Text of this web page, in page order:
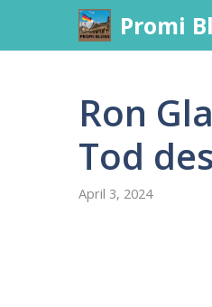
content
Promi
Ron
Tod
April 3, 2024